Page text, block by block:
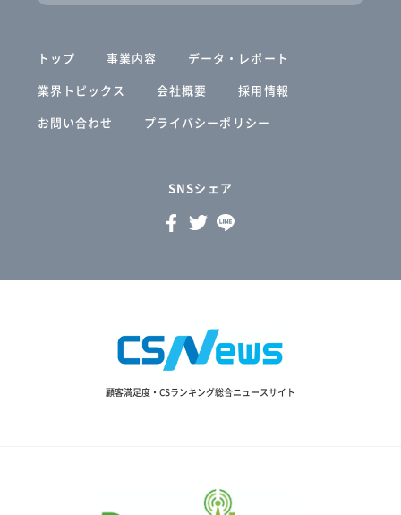
トップ 事業内容
データ・レポート
業界トピックス
会社概要
採用情報
お問い合わせ
プライバシーポリシー
SNSシェア
顧客満足度・CSランキング総合ニュースサイト